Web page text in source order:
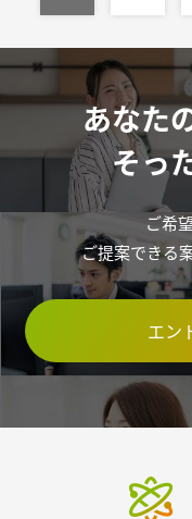
あなた
そっ
ご希
ご提案できる
エン